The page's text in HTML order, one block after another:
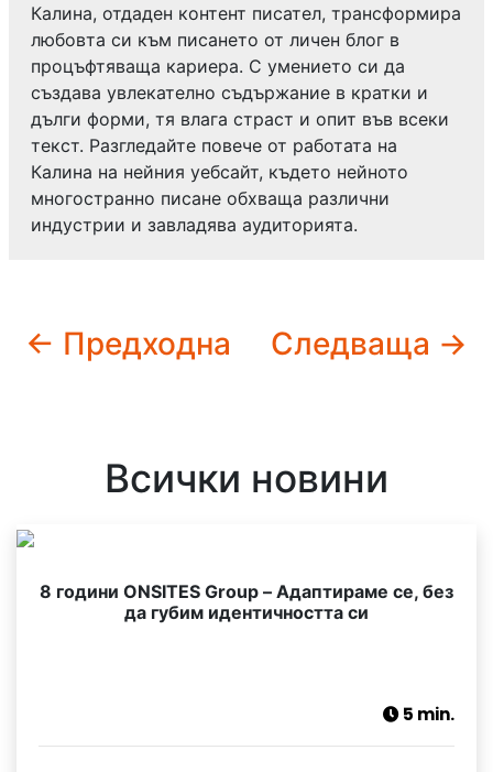
Калина, отдаден контент писател, трансформира
любовта си към писането от личен блог в
процъфтяваща кариера. С умението си да
създава увлекателно съдържание в кратки и
дълги форми, тя влага страст и опит във всеки
текст. Разгледайте повече от работата на
Калина на нейния уебсайт, където нейното
многостранно писане обхваща различни
индустрии и завладява аудиторията.
← Предходна Следваща →
Всички новини
8 години ONSITES Group – Адаптираме се, без
да губим идентичността си
5 min.